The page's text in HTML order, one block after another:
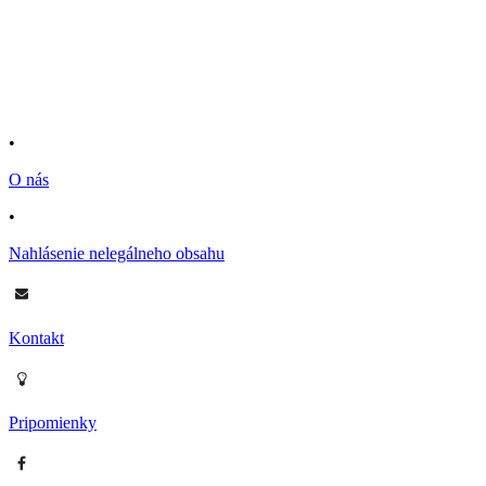
•
O nás
•
Nahlásenie nelegálneho obsahu
Kontakt
Pripomienky